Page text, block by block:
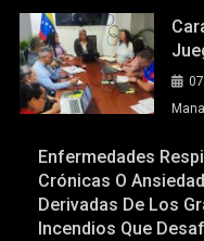
Enfermedades
Crónicas O
Derivadas De Los
Incendios Que